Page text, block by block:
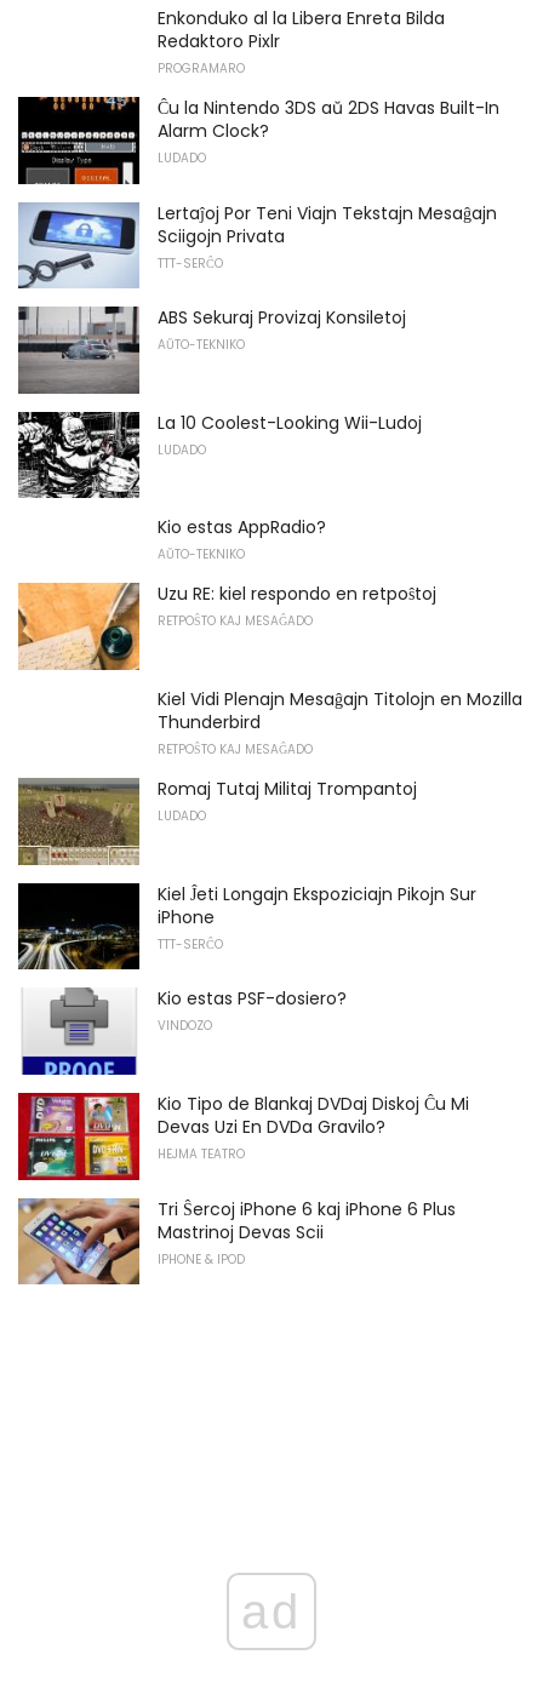
Enkonduko al la Libera Enreta Bilda
Redaktoro Pixlr
PROGRAMARO
Ĉu la Nintendo 3DS aŭ 2DS Havas Built-In
Alarm Clock?
LUDADO
Lertaĵoj Por Teni Viajn Tekstajn Mesaĝajn
Sciigojn Privata
TTT-SERĈO
ABS Sekuraj Provizaj Konsiletoj
AŬTO-TEKNIKO
La 10 Coolest-Looking Wii-Ludoj
LUDADO
Kio estas AppRadio?
AŬTO-TEKNIKO
Uzu RE: kiel respondo en retpoŝtoj
RETPOŜTO KAJ MESAĜADO
Kiel Vidi Plenajn Mesaĝajn Titolojn en Mozilla
Thunderbird
RETPOŜTO KAJ MESAĜADO
Romaj Tutaj Militaj Trompantoj
LUDADO
Kiel Ĵeti Longajn Ekspoziciajn Pikojn Sur
iPhone
TTT-SERĈO
Kio estas PSF-dosiero?
VINDOZO
Kio Tipo de Blankaj DVDaj Diskoj Ĉu Mi
Devas Uzi En DVDa Gravilo?
HEJMA TEATRO
Tri Ŝercoj iPhone 6 kaj iPhone 6 Plus
Mastrinoj Devas Scii
IPHONE & IPOD
ad